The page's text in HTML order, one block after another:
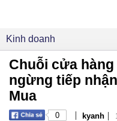
Kinh doanh
Chuỗi cửa
ngừng tiếp
Mua
0 | kyanh |